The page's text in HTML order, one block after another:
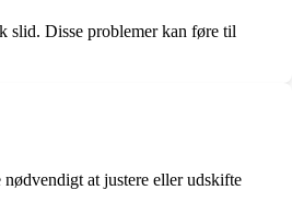
slid. Disse problemer kan føre til
at justere eller udskifte